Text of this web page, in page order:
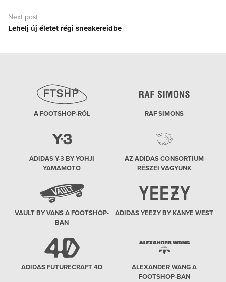
Next post
Next
Lehelj új életet régi sneakereidbe
A FOOTSHOP-RÓL RAF SIMONS
ADIDAS Y-3 BY YOHJI
YAMAMOTO
AZ ADIDAS CONSORTIUM
RÉSZEI VAGYUNK
VAULT BY VANS A FOOTSHOP-
BAN
ADIDAS YEEZY BY KANYE WEST
ADIDAS FUTURECRAFT 4D
ALEXANDER WANG A
FOOTSHOP-BAN